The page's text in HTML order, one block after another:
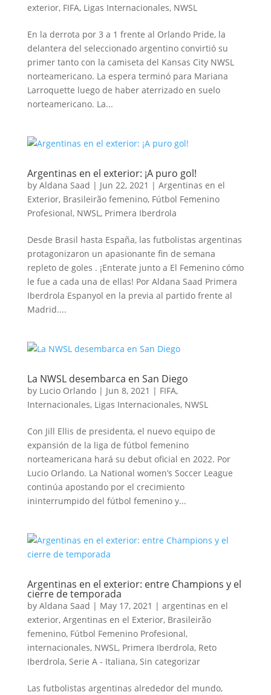
exterior, FIFA, Ligas Internacionales, NWSL
En la derrota por 3 a 1 frente al Orlando Pride, la
delantera del seleccionado argentino convirtió su
primer tanto con la camiseta del Kansas City NWSL
norteamericano. La espera terminó para Mariana
Larroquette luego de haber aterrizado en suelo
norteamericano. La...
Argentinas en el exterior: ¡A puro gol!
by Aldana Saad | Jun 22, 2021 | Argentinas en el
Exterior, Brasileirão femenino, Fútbol Femenino
Profesional, NWSL, Primera Iberdrola
Desde Brasil hasta España, las futbolistas argentinas
protagonizaron un apasionante fin de semana
repleto de goles . ¡Enterate junto a El Femenino cómo
le fue a cada una de ellas! Por Aldana Saad Primera
Iberdrola Espanyol en la previa al partido frente al
Madrid....
La NWSL desembarca en San Diego
by Lucio Orlando| Jun 8, 2021 | FIFA,
Internacionales, Ligas Internacionales, NWSL
Con Jill Ellis de presidenta, el nuevo equipo de
expansión de la liga de fútbol femenino
norteamericana hará su debut oficial en 2022. Por
Lucio Orlando. La National women’s Soccer League
continúa apostando por el crecimiento
ininterrumpido del fútbol femenino y...
Argentinas en el exterior: entre Champions y el
cierre de temporada
by Aldana Saad | May 17, 2021 | argentinas en el
exterior, Argentinas en el Exterior, Brasileirão
femenino, Fútbol Femenino Profesional,
internacionales, NWSL, Primera Iberdrola, Reto
Iberdrola, Serie A - Italiana, Sin categorizar
Las futbolistas argentinas alrededor del mundo,